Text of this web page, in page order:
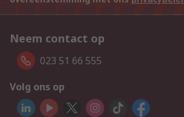
Neem contact op
023 51 66 555
Volg ons op